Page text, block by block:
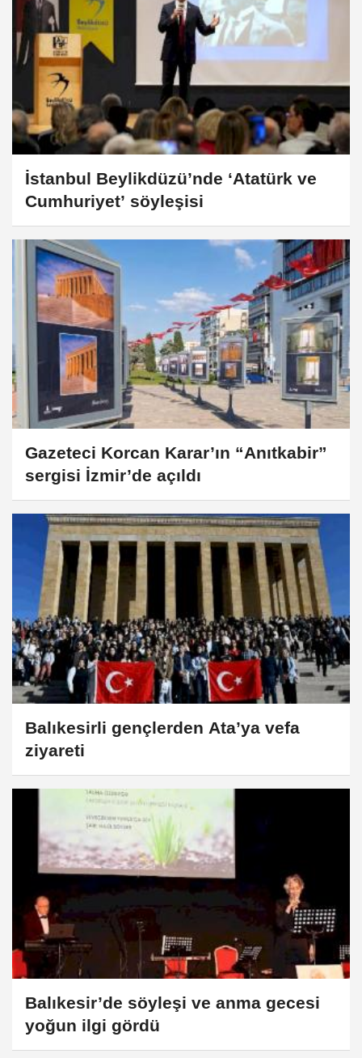
İstanbul Beylikdüzü’nde ‘Atatürk ve
Cumhuriyet’ söyleşisi
Gazeteci Korcan Karar’ın “Anıtkabir”
sergisi İzmir’de açıldı
Balıkesirli gençlerden Ata’ya vefa
ziyareti
Balıkesir’de söyleşi ve anma gecesi
yoğun ilgi gördü